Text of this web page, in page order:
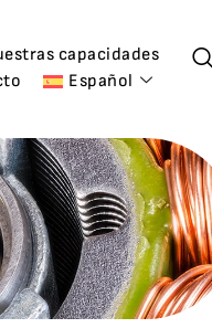
capacidades
Español